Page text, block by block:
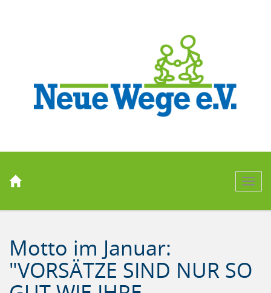
Menü
Motto im Januar:
"VORSÄTZE SIND NUR SO